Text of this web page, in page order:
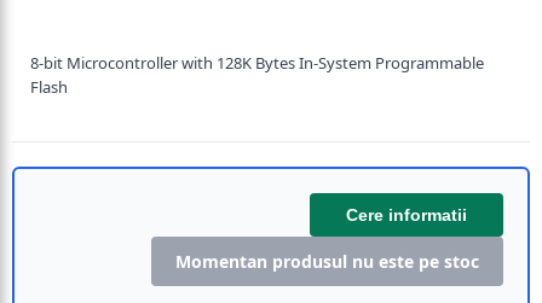
8-bit Microcontroller with 128K Bytes In-System Programmable
Flash
Cere informatii
Momentan produsul nu este pe stoc